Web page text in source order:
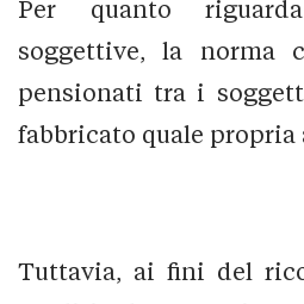
Per quanto
soggettive, la norma
pensionati tra i
fabbricato quale propria
Tuttavia, ai fini del